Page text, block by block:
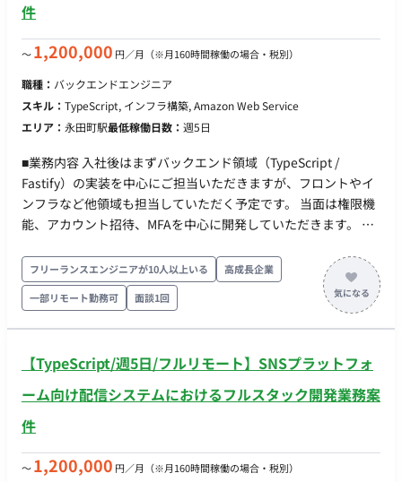
リモート ・フレックス稼働：可能
件
〜1,200,000 円／月 （※月160時間稼働の場合・税別）
職種： バックエンドエンジニア
スキル： TypeScript, インフラ構築, Amazon Web Service
エリア： 永田町駅最低稼働日数： 週5日
■業務内容 入社後はまずバックエンド領域（TypeScript /
Fastify）の実装を中心にご担当いただきますが、フロントやイ
ンフラなど他領域も担当していただく予定です。 当面は権限機
能、アカウント招待、MFAを中心に開発していただきます。 そ
す。 ■実装範囲 ・バックエンド（主担当領域） ・SNS向けメッ
セージ配信機能の構築（大量配信・webhook処理） ・認証・認
可機能、決済機能の実装 ・技術選定、アーキテクチャ設計 ・集
計基盤の構築など ■開発環境 ・フロント：React, MUI,
AWS, CDK(TypeScript), ECS on Fargate, Lambda, SQS ・その
他：GitHub, GitHub Actions ■チーム体制 ・開発者：3名〜4名
コミュニケーション ▼スプリント(半⽉） 〇スプリントプラ
ンニング 〇デイリースクラム 〇スプリントレビュー（出
社。半⽉に1度） 〇スプリントレトロスペクティブ ▼同期コ
フリーランスエンジニアが10人以上いる
高成長企業
一部リモート勤務可
面談1回
【TypeScript/週5日/フルリモート】SNSプラットフォ
ーム向け配信システムにおけるフルスタック開発業務案
件
〜1,200,000 円／月 （※月160時間稼働の場合・税別）